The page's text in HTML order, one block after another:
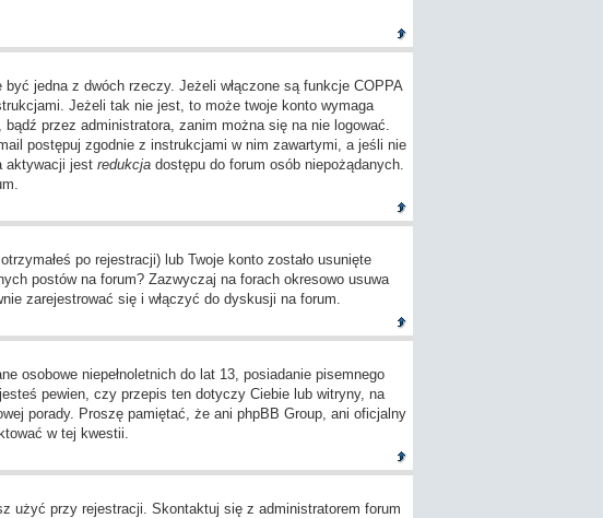
jedna z dwóch rzeczy. Jeżeli włączone są funkcje COPPA
Jeżeli tak nie jest, to może twoje konto wymaga
przez administratora, zanim można się na nie logować.
postępuj zgodnie z instrukcjami w nim zawartymi, a jeśli nie
aktywacji jest redukcjadostępu do forum osób niepożądanych.
po rejestracji) lub Twoje konto zostało usunięte
postów na forum? Zazwyczaj na forach okresowo usuwa
zarejestrować się i włączyć do dyskusji na forum.
osobowe niepełnoletnich do lat 13, posiadanie pisemnego
pewien, czy przepis ten dotyczy Ciebie lub witryny, na
porady. Proszę pamiętać, że ani phpBB Group, ani oficjalny
w tej kwestii.
użyć przy rejestracji. Skontaktuj się z administratorem forum